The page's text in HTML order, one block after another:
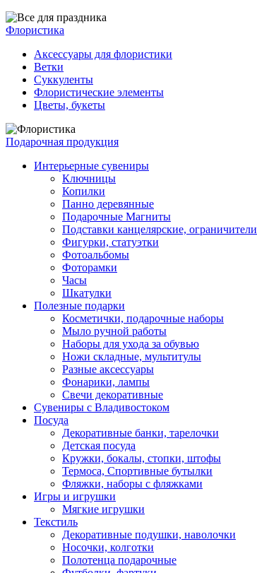
Флористика
Аксессуары для флористики
Ветки
Суккуленты
Флористические элементы
Цветы, букеты
Подарочная продукция
Интерьерные сувениры
Ключницы
Копилки
Панно деревянные
Подарочные Магниты
Подставки канцелярские, ограничители
Фигурки, статуэтки
Фотоальбомы
Фоторамки
Часы
Шкатулки
Полезные подарки
Косметички, подарочные наборы
Мыло ручной работы
Наборы для ухода за обувью
Ножи складные, мультитулы
Разные аксессуары
Фонарики, лампы
Свечи декоративные
Сувениры с Владивостоком
Посуда
Декоративные банки, тарелочки
Детская посуда
Кружки, бокалы, стопки, штофы
Термоса, Спортивные бутылки
Фляжки, наборы с фляжками
Игры и игрушки
Мягкие игрушки
Текстиль
Декоративные подушки, наволочки
Носочки, колготки
Полотенца подарочные